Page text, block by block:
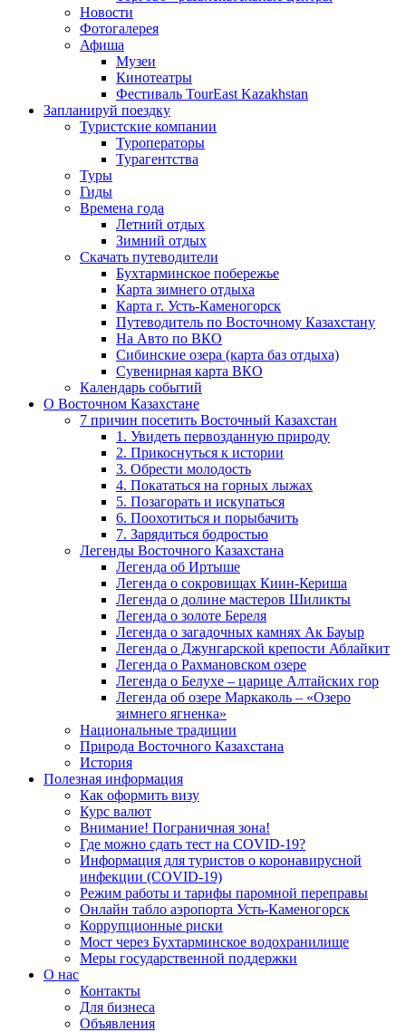
Новости
Фотогалерея
Афиша
Музеи
Кинотеатры
Фестиваль TourEast Kazakhstan
Запланируй поездку
Туристские компании
Туроператоры
Турагентства
Туры
Гиды
Времена года
Летний отдых
Зимний отдых
Скачать путеводители
Бухтарминское побережье
Карта зимнего отдыха
Карта г. Усть-Каменогорск
Путеводитель по Восточному Казахстану
На Авто по ВКО
Сибинские озера (карта баз отдыха)
Сувенирная карта ВКО
Календарь событий
О Восточном Казахстане
7 причин посетить Восточный Казахстан
1. Увидеть первозданную природу
2. Прикоснуться к истории
3. Обрести молодость
4. Покататься на горных лыжах
5. Позагорать и искупаться
6. Поохотиться и порыбачить
7. Зарядиться бодростью
Легенды Восточного Казахстана
Легенда об Иртыше
Легенда о сокровищах Киин-Кериша
Легенда о долине мастеров Шиликты
Легенда о золоте Береля
Легенда о загадочных камнях Ак Бауыр
Легенда о Джунгарской крепости Аблайкит
Легенда о Рахмановском озере
Легенда о Белухе – царице Алтайских гор
Легенда об озере Маркаколь – «Озеро
зимнего ягненка»
Национальные традиции
Природа Восточного Казахстана
История
Полезная информация
Как оформить визу
Курс валют
Внимание! Пограничная зона!
Где можно сдать тест на COVID-19?
Информация для туристов о коронавирусной
инфекции (COVID-19)
Режим работы и тарифы паромной переправы
Онлайн табло аэропорта Усть-Каменогорск
Коррупционные риски
Мост через Бухтарминское водохранилище
Меры государственной поддержки
О нас
Контакты
Для бизнеса
Объявления